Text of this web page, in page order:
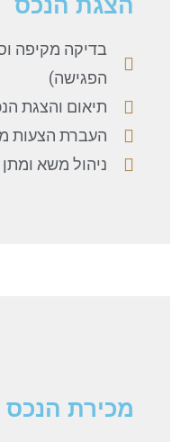
הצגת הנכס
בדיקה מקיפה
הפגישה)
תיאום והצגת
העברת הצעות
ניהול משא
מכירת הנכס